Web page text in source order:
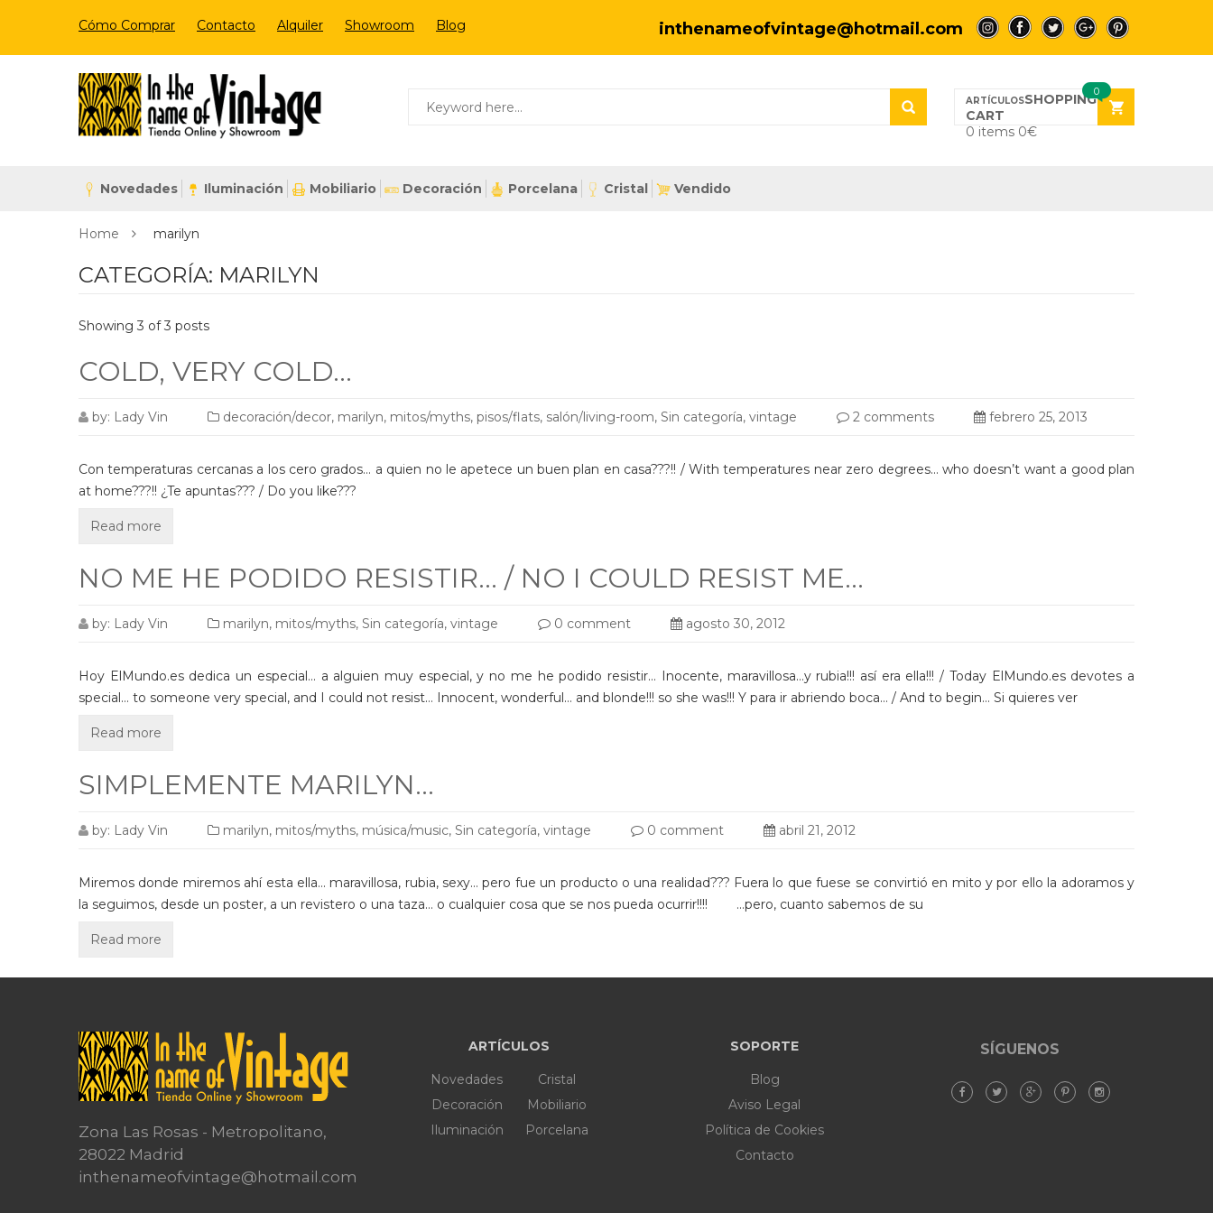
Cómo Comprar Contacto Alquiler Showroom Blog inthenameofvintage@hotmail.com a a a a a
SHOPPING
CART
0 items 0€
0
Novedades Iluminación Mobiliario Decoración Porcelana Cristal Vendido
Home marilyn
CATEGORÍA: MARILYN
Showing 3 of 3 posts
COLD, VERY COLD…
by: Lady Vin decoración/decor, marilyn, mitos/myths, pisos/flats, salón/living-room, Sin categoría, vintage 2 comments febrero 25, 2013
Con temperaturas cercanas a los cero grados… a quien no le apetece un buen plan en casa???!! / With temperatures near zero degrees… who doesn’t want a good plan
at home???!! ¿Te apuntas??? / Do you like???
Read more
NO ME HE PODIDO RESISTIR… / NO I COULD RESIST ME…
by: Lady Vin marilyn, mitos/myths, Sin categoría, vintage 0 comment agosto 30, 2012
Hoy ElMundo.es dedica un especial… a alguien muy especial, y no me he podido resistir… Inocente, maravillosa…y rubia!!! así era ella!!! / Today ElMundo.es devotes a
special… to someone very special, and I could not resist… Innocent, wonderful… and blonde!!! so she was!!! Y para ir abriendo boca… / And to begin… Si quieres ver
Read more
SIMPLEMENTE MARILYN…
by: Lady Vin marilyn, mitos/myths, música/music, Sin categoría, vintage 0 comment abril 21, 2012
Miremos donde miremos ahí esta ella… maravillosa, rubia, sexy… pero fue un producto o una realidad??? Fuera lo que fuese se convirtió en mito y por ello la adoramos y
la seguimos, desde un poster, a un revistero o una taza… o cualquier cosa que se nos pueda ocurrir!!!! …pero, cuanto sabemos de su
Read more
Zona Las Rosas - Metropolitano,
28022 Madrid
inthenameofvintage@hotmail.com
ARTÍCULOS
Novedades
Decoración
Iluminación
Cristal
Mobiliario
Porcelana
SOPORTE
Blog
Aviso Legal
Política de Cookies
Contacto
SÍGUENOS